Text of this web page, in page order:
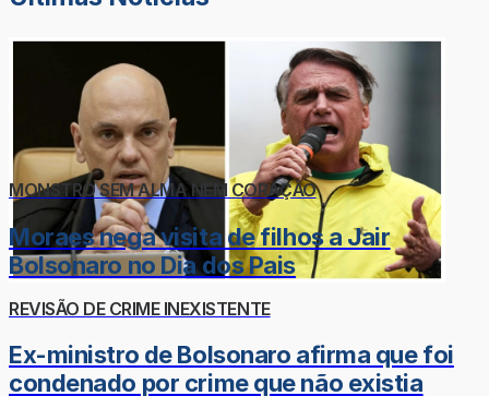
MONSTRO SEM ALMA NEM CORAÇÃO
Moraes nega visita de filhos a Jair
Bolsonaro no Dia dos Pais
REVISÃO DE CRIME INEXISTENTE
Ex-ministro de Bolsonaro afirma que foi
condenado por crime que não existia